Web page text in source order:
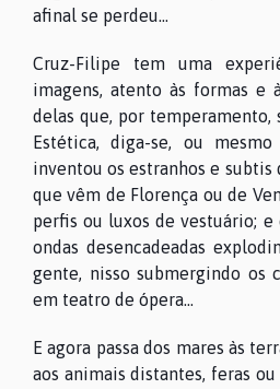
afinal se perdeu...
Cruz-Filipe tem uma
imagens, atento às formas e
delas que, por temperamento,
Estética, diga-se, ou
inventou os estranhos e subtis
que vêm de Florença ou de
perfis ou luxos de vestuário;
ondas desencadeadas
gente, nisso submergindo os
em teatro de ópera...
E agora passa dos mares às
aos animais distantes, feras